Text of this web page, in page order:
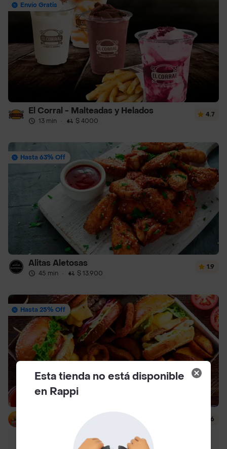
Envío Gratis
El Corral - Malteadas y Helados
13 min · $ 4000
4.7
Hasta 63% Off
Alitas Aletosas
45 min · $ 13.900
1.9
Hasta 25% Off
El Corralito Del Sabor que Sabor
$ 6500
4.6
Esta tienda no está disponible
en Rappi